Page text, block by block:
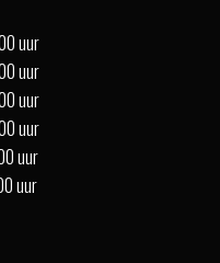
uur
uur
uur
uur
uur
uur